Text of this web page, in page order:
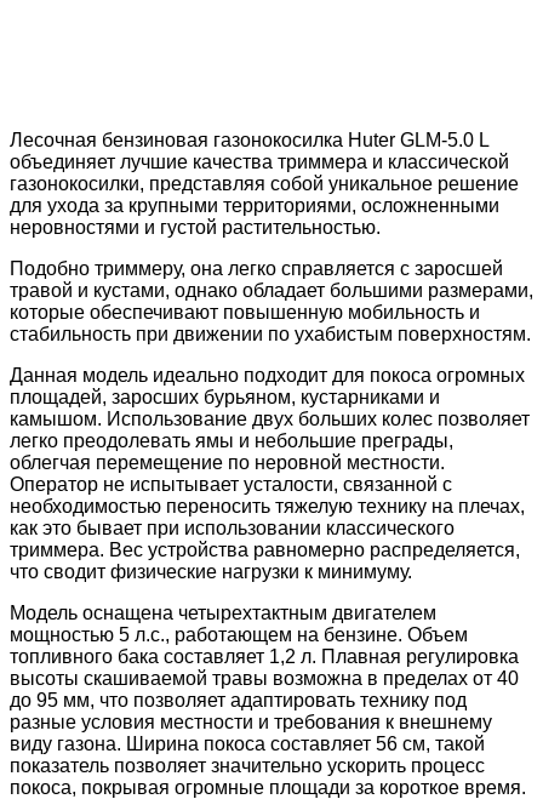
Лесочная бензиновая газонокосилка Huter GLM-5.0 L
объединяет лучшие качества триммера и классической
газонокосилки, представляя собой уникальное решение
для ухода за крупными территориями, осложненными
неровностями и густой растительностью.
Подобно триммеру, она легко справляется с заросшей
травой и кустами, однако обладает большими размерами,
которые обеспечивают повышенную мобильность и
стабильность при движении по ухабистым поверхностям.
Данная модель идеально подходит для покоса огромных
площадей, заросших бурьяном, кустарниками и
камышом. Использование двух больших колес позволяет
легко преодолевать ямы и небольшие преграды,
облегчая перемещение по неровной местности.
Оператор не испытывает усталости, связанной с
необходимостью переносить тяжелую технику на плечах,
как это бывает при использовании классического
триммера. Вес устройства равномерно распределяется,
что сводит физические нагрузки к минимуму.
Модель оснащена четырехтактным двигателем
мощностью 5 л.с., работающем на бензине. Объем
топливного бака составляет 1,2 л. Плавная регулировка
высоты скашиваемой травы возможна в пределах от 40
до 95 мм, что позволяет адаптировать технику под
разные условия местности и требования к внешнему
виду газона. Ширина покоса составляет 56 см, такой
показатель позволяет значительно ускорить процесс
покоса, покрывая огромные площади за короткое время.